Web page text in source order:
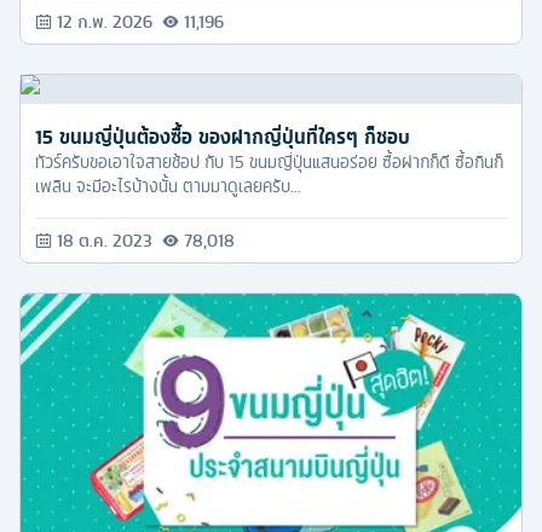
ซากุระเลยก็คือ การนั่งดื่มด่ำกับบรรยากาศ พร้อมกินขนมที่มันเข้าคู่กับ
เทศกาลนี่แหละ
12 ก.พ. 2026 11,196
15 ขนมญี่ปุ่นต้องซื้อ ของฝากญี่ปุ่นที่ใครๆ ก็ชอบ
ทัวร์ครับขอเอาใจสายช้อป กับ 15 ขนมญี่ปุ่นแสนอร่อย ซื้อฝากก็ดี ซื้อกินก็
เพลิน จะมีอะไรบ้างนั้น ตามมาดูเลยครับ...
18 ต.ค. 2023 78,018